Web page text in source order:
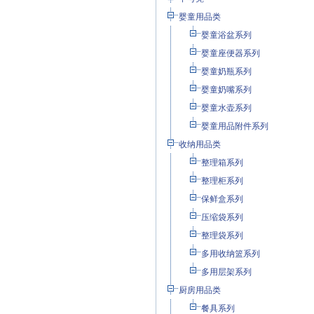
婴童用品类
婴童浴盆系列
婴童座便器系列
婴童奶瓶系列
婴童奶嘴系列
婴童水壶系列
婴童用品附件系列
收纳用品类
整理箱系列
整理柜系列
保鲜盒系列
压缩袋系列
整理袋系列
多用收纳篮系列
多用层架系列
厨房用品类
餐具系列